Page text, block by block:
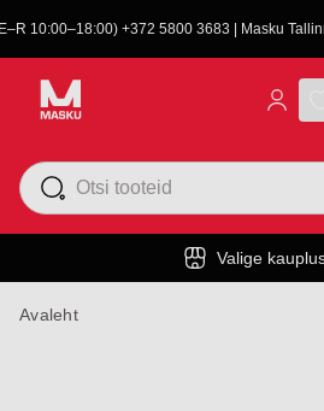
10:00–18:00) +372 5800 3683 | Masku
Valige
Avaleht